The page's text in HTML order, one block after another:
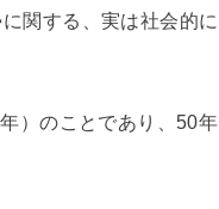
関する、実は社会的に
）のことであり、50年